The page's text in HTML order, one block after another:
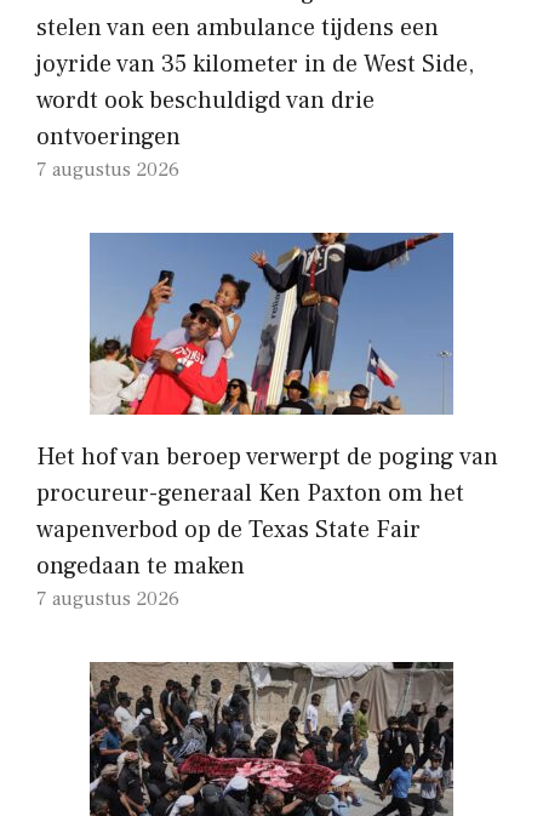
stelen van een ambulance tijdens een
joyride van 35 kilometer in de West Side,
wordt ook beschuldigd van drie
ontvoeringen
7 augustus 2026
Het hof van beroep verwerpt de poging van
procureur-generaal Ken Paxton om het
wapenverbod op de Texas State Fair
ongedaan te maken
7 augustus 2026